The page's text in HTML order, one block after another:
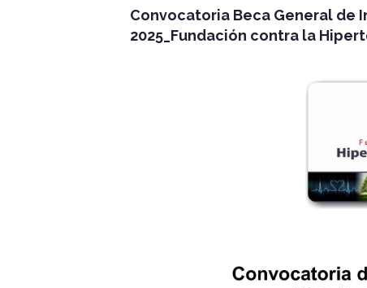
Convocatoria Beca General de
2025_Fundación contra la